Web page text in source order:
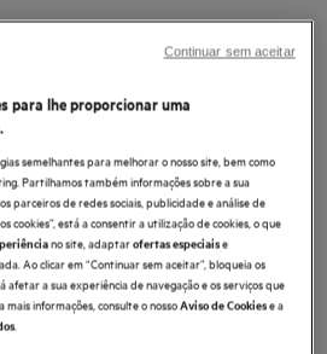
loiça de 60 cm de
6000 SmartSelect
Ficha de informação do produto
e o consumo de energia
para lhe proporcionar uma
semelhantes para melhorar o nosso site, bem como
Partilhamos também informações sobre a sua
parceiros de redes sociais, publicidade e análise de
cookies”, está a consentir a utilização de cookies, o que
no site, adaptarofertas especiaise
Ao clicar em “Continuar sem aceitar”, bloqueia os
afetar a sua experiência de navegação e os serviços que
informações, consulte o nossoAviso de Cookiese a
.
Continuar sem aceitar